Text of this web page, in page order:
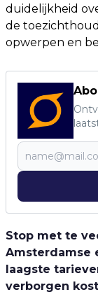
duidelijkheid
de
opwerpen en
Stop met te
Amsterdamse
laagste
verborgen